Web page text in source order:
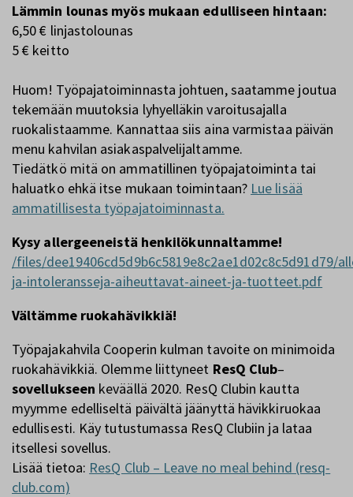
Lämmin lounas myös mukaan edulliseen hintaan:
6,50 € linjastolounas
5 € keitto
Huom! Työpajatoiminnasta johtuen, saatamme joutua
tekemään muutoksia lyhyelläkin varoitusajalla
ruokalistaamme. Kannattaa siis aina varmistaa päivän
menu kahvilan asiakaspalvelijaltamme.
Tiedätkö mitä on ammatillinen työpajatoiminta tai
haluatko ehkä itse mukaan toimintaan? Lue lisää
ammatillisesta työpajatoiminnasta.
Kysy allergeeneistä henkilökunnaltamme!
/files/dee19406cd5d9b6c5819e8c2ae1d02c8c5d91d79/
ja-intoleransseja-aiheuttavat-aineet-ja-tuotteet.pdf
Vältämme ruokahävikkiä!
Työpajakahvila Cooperin kulman tavoite on minimoida
ruokahävikkiä. Olemme liittyneet ResQ Club–
sovellukseen keväällä 2020. ResQ Clubin kautta
myymme edelliseltä päivältä jäänyttä hävikkiruokaa
edullisesti. Käy tutustumassa ResQ Clubiin ja lataa
itsellesi sovellus.
Lisää tietoa: ResQ Club – Leave no meal behind (resq-
club.com)